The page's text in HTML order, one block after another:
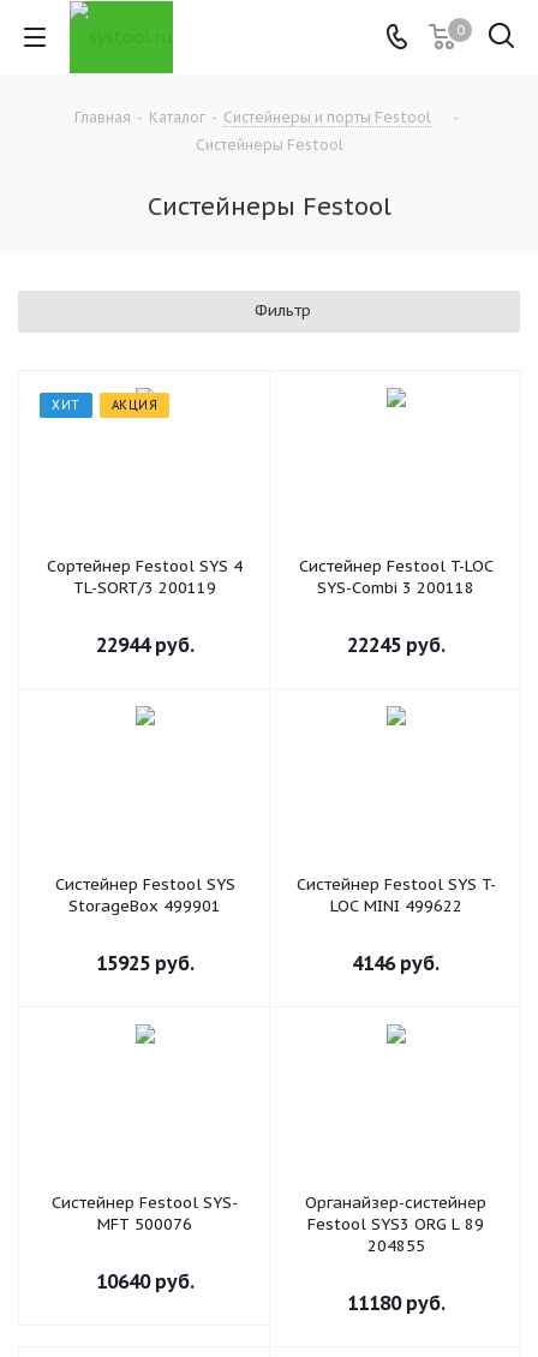
0
Главная - Каталог - Систейнеры и порты Festool
-
Систейнеры Festool
Систейнеры Festool
Фильтр
ХИТ АКЦИЯ
Сортейнер Festool SYS 4
TL-SORT/3 200119
22944руб.
Систейнер Festool T-LOC
SYS-Combi 3 200118
22245руб.
Систейнер Festool SYS
StorageBox 499901
15925руб.
Систейнер Festool SYS T-
LOC MINI 499622
4146руб.
Систейнер Festool SYS-
MFT 500076
10640руб.
Органайзер-систейнер
Festool SYS3 ORG L 89
204855
11180руб.